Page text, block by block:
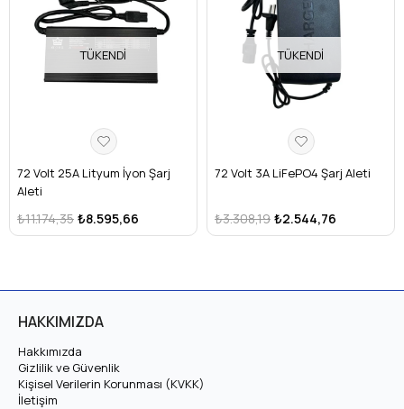
TÜKENDI
72 Volt 25A Lityum İyon Şarj
Aleti
₺8.595,66
₺11.174,35
TÜKENDI
72 Volt 3A LiFePO4 Şarj Aleti
₺2.544,76
₺3.308,19
HAKKIMIZDA
Hakkımızda
Gizlilik ve Güvenlik
Kişisel Verilerin Korunması (KVKK)
İletişim